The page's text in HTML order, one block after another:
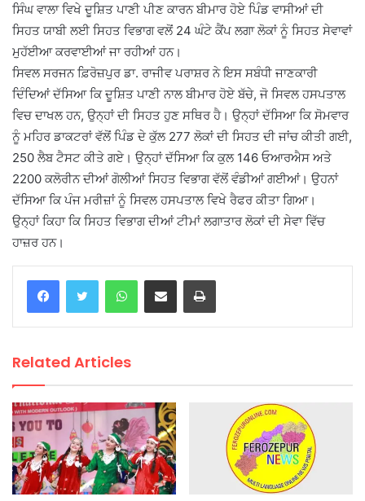
ਸਿੰਘ ਵਾਲਾ ਵਿਖੇ ਦੂਸ਼ਿਤ ਪਾਣੀ ਪੀਣ ਕਾਰਨ ਬੀਮਾਰ ਹੋਏ ਪਿੰਡ ਵਾਸੀਆਂ ਦੀ
ਸਿਹਤ ਯਾਬੀ ਲਈ ਸਿਹਤ ਵਿਭਾਗ ਵਲੋਂ 24 ਘੰਟੇ ਕੈਂਪ ਲਗਾ ਲੋਕਾਂ ਨੂੰ ਸਿਹਤ ਸੇਵਾਵਾਂ
ਮੁਹੱਈਆ ਕਰਵਾਈਆਂ ਜਾ ਰਹੀਆਂ ਹਨ।
ਸਿਵਲ ਸਰਜਨ ਫ਼ਿਰੋਜ਼ਪੁਰ ਡਾ. ਰਾਜੀਵ ਪਰਾਸ਼ਰ ਨੇ ਇਸ ਸਬੰਧੀ ਜਾਣਕਾਰੀ
ਦਿੰਦਿਆਂ ਦੱਸਿਆ ਕਿ ਦੂਸ਼ਿਤ ਪਾਣੀ ਨਾਲ ਬੀਮਾਰ ਹੋਏ ਬੱਚੇ, ਜੋ ਸਿਵਲ ਹਸਪਤਾਲ
ਵਿਚ ਦਾਖਲ ਹਨ, ਉਨ੍ਹਾਂ ਦੀ ਸਿਹਤ ਹੁਣ ਸਥਿਰ ਹੈ। ਉਨ੍ਹਾਂ ਦੱਸਿਆ ਕਿ ਸੋਮਵਾਰ
ਨੂੰ ਮਹਿਰ ਡਾਕਟਰਾਂ ਵੱਲੋਂ ਪਿੰਡ ਦੇ ਕੁੱਲ 277 ਲੋਕਾਂ ਦੀ ਸਿਹਤ ਦੀ ਜਾਂਚ ਕੀਤੀ ਗਈ,
250 ਲੈਬ ਟੈਸਟ ਕੀਤੇ ਗਏ। ਉਨ੍ਹਾਂ ਦੱਸਿਆ ਕਿ ਕੁਲ 146 ਓਆਰਐਸ ਅਤੇ
2200 ਕਲੋਰੀਨ ਦੀਆਂ ਗੋਲੀਆਂ ਸਿਹਤ ਵਿਭਾਗ ਵੱਲੋਂ ਵੰਡੀਆਂ ਗਈਆਂ। ਉਹਨਾਂ
ਦੱਸਿਆ ਕਿ ਪੰਜ ਮਰੀਜ਼ਾਂ ਨੂੰ ਸਿਵਲ ਹਸਪਤਾਲ ਵਿਖੇ ਰੈਫਰ ਕੀਤਾ ਗਿਆ।
ਉਨ੍ਹਾਂ ਕਿਹਾ ਕਿ ਸਿਹਤ ਵਿਭਾਗ ਦੀਆਂ ਟੀਮਾਂ ਲਗਾਤਾਰ ਲੋਕਾਂ ਦੀ ਸੇਵਾ ਵਿੱਚ
ਹਾਜ਼ਰ ਹਨ।
WhatsAppShare via Email Print
Related Articles